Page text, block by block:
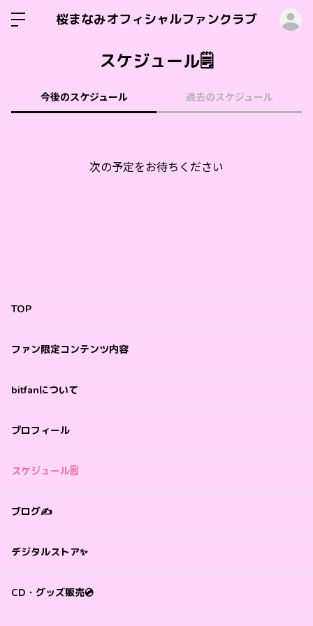
桜まなみオフィシャルファンクラブ
スケジュール🗒️
今後のスケジュール 過去のスケジュール
次の予定をお待ちください
TOP
ファン限定コンテンツ内容
bitfanについて
プロフィール
スケジュール🗒️
ブログ✍️
デジタルストア✨
CD・グッズ販売💿